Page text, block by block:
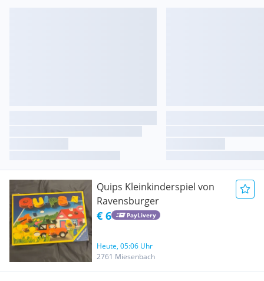
Quips Kleinkinderspiel von
Ravensburger
€ 6 PayLivery
Heute, 05:06 Uhr
2761 Miesenbach